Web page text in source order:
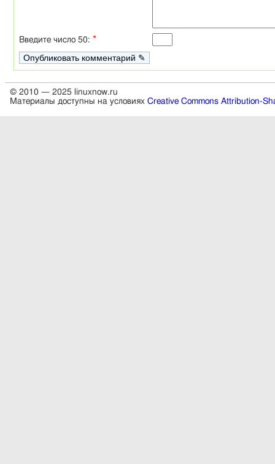
Введите число 50: *
© 2010 — 2025 linuxnow.ru
Материалы доступны на условиях Creative Commons Attribution-